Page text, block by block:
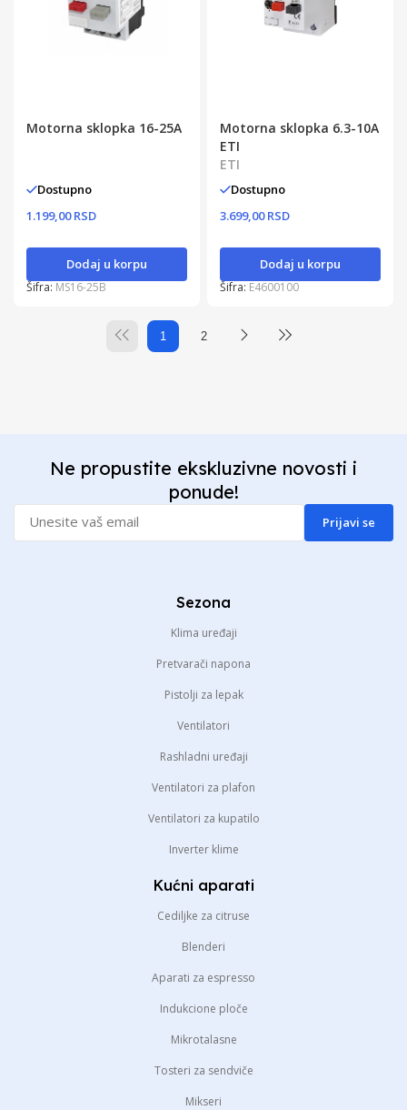
Motorna sklopka 16-25A
Dostupno
1.199,00 RSD
Dodaj u korpu
Šifra: MS16-25B
Motorna sklopka 6.3-10A
ETI
ETI
Dostupno
3.699,00 RSD
Dodaj u korpu
Šifra: E4600100
1 2
Ne propustite ekskluzivne novosti i
ponude!
Prijavi se
Sezona
Klima uređaji
Pretvarači napona
Pistolji za lepak
Ventilatori
Rashladni uređaji
Ventilatori za plafon
Ventilatori za kupatilo
Inverter klime
Kućni aparati
Cediljke za citruse
Blenderi
Aparati za espresso
Indukcione ploče
Mikrotalasne
Tosteri za sendviče
Mikseri